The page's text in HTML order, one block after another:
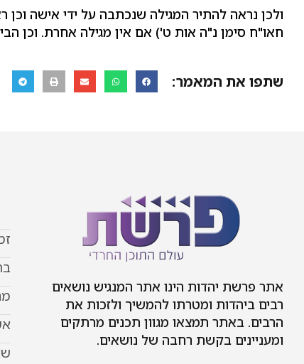
ולכן נראה להתיר המגילה שנכתבה על ידי אישה
חאו"ח סימן נ"ה אות ט') אם אין מגילה אחרת. וכן
שתפו את המאמר:
אתר פרשת יהדות הינו אתר המנגיש נושאים
רבים ביהדות ומטרתו להמשיך ולזכות את
הרבים. באתר תמצאו מגוון תכנים מרתקים
ומעניינים בקשת רחבה של נושאים.